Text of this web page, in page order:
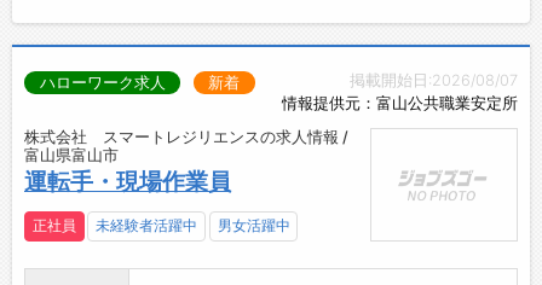
掲載開始日:2026/08/07
情報提供元：富山公共職業安定所
ハローワーク求人 新着
株式会社 スマートレジリエンスの求人情報 /
富山県富山市
運転手・現場作業員
正社員 未経験者活躍中 男女活躍中